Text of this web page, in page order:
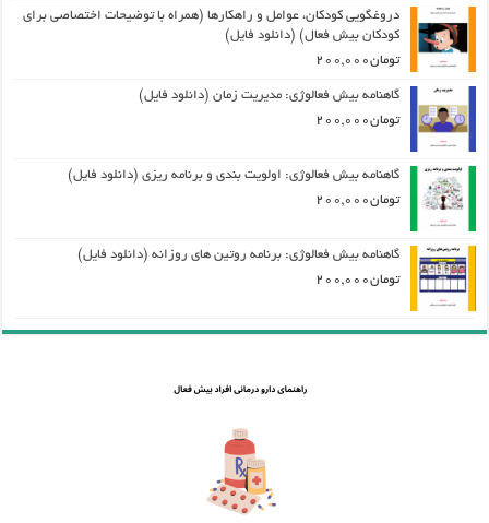
دروغگویی کودکان، عوامل و راهکارها (همراه با توضیحات اختصاصی برای
کودکان بیش فعال) (دانلود فایل)
تومان200,000
گاهنامه بیش فعالوژی: مدیریت زمان (دانلود فایل)
تومان200,000
گاهنامه بیش فعالوژی: اولویت بندی و برنامه ریزی (دانلود فایل)
تومان200,000
گاهنامه بیش فعالوژی: برنامه روتین های روزانه (دانلود فایل)
تومان200,000